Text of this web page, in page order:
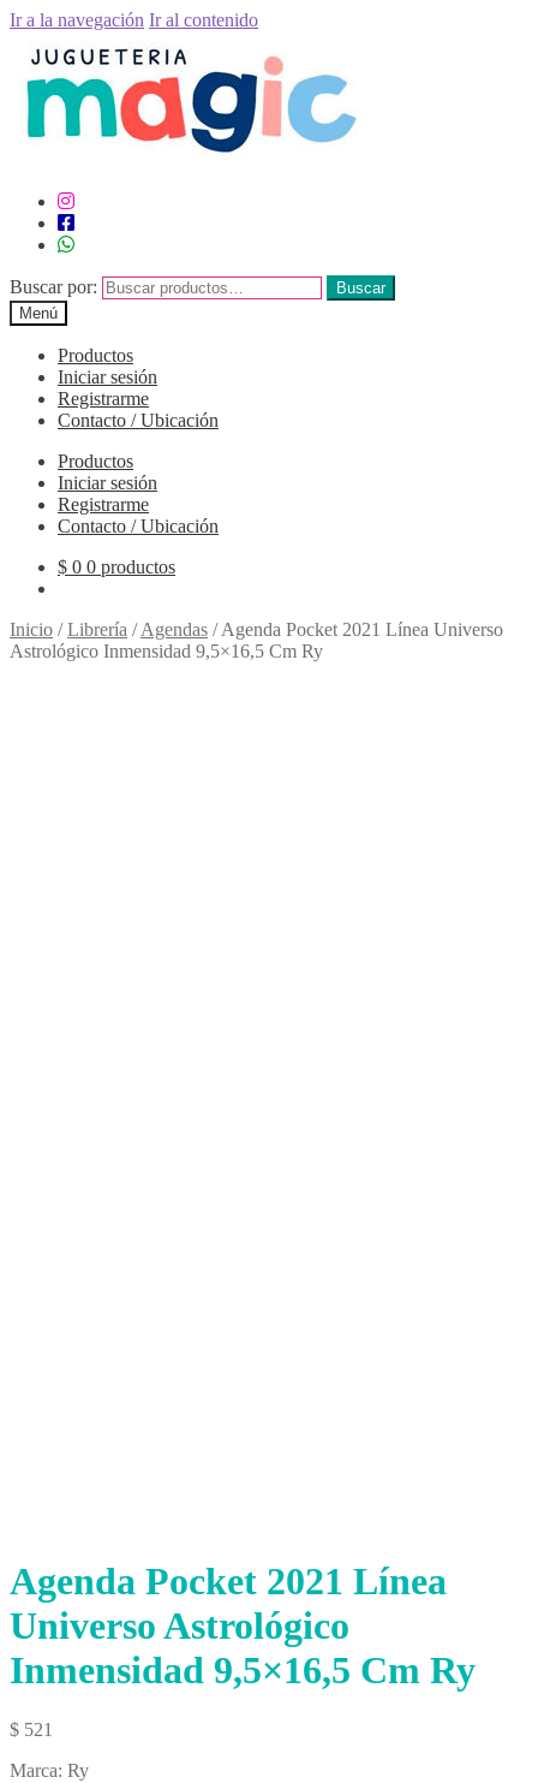
Ir a la navegación Ir al contenido
Buscar por:
Buscar
Menú
Productos
Iniciar sesión
Registrarme
Contacto / Ubicación
Productos
Iniciar sesión
Registrarme
Contacto / Ubicación
$ 0 0 productos
Inicio /Librería /Agendas /Agenda Pocket 2021 Línea Universo
Astrológico Inmensidad 9,5×16,5 Cm Ry
Agenda Pocket 2021 Línea
Universo Astrológico
Inmensidad 9,5×16,5 Cm Ry
$ 521
Marca: Ry